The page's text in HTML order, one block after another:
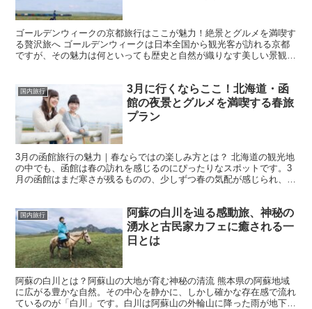
ゴールデンウィークの京都旅行はここが魅力！絶景とグルメを満喫す
る贅沢旅へ ゴールデンウィークは日本全国から観光客が訪れる京都
ですが、その魅力は何といっても歴史と自然が織りなす美しい景観、
国内旅行
3月に行くならここ！北海道・函
館の夜景とグルメを満喫する春旅
プラン
3月の函館旅行の魅力｜春ならではの楽しみ方とは？ 北海道の観光地
の中でも、函館は春の訪れを感じるのにぴったりなスポットです。3
月の函館はまだ寒さが残るものの、少しずつ春の気配が感じられ、冬
国内旅行
阿蘇の白川を辿る感動旅、神秘の
湧水と古民家カフェに癒される一
日とは
阿蘇の白川とは？阿蘇山の大地が育む神秘の清流 熊本県の阿蘇地域
に広がる豊かな自然。その中心を静かに、しかし確かな存在感で流れ
ているのが「白川」です。白川は阿蘇山の外輪山に降った雨が地下を